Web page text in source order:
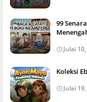
99
Julai
Koleksi
Julai